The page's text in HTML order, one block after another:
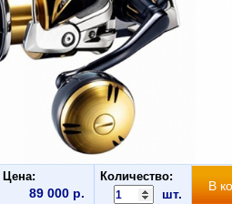
Цена:
89 000 р.
Количество:
шт.